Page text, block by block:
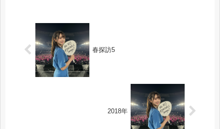
春探訪5
2018年